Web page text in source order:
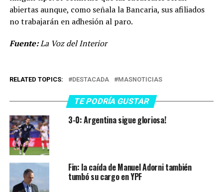
abiertas aunque, como señala la Bancaria, sus afiliados
no trabajarán en adhesión al paro.
Fuente:La Voz del Interior
RELATED TOPICS: DESTACADA MASNOTICIAS
TE PODRÍA GUSTAR
3-0: Argentina sigue gloriosa!
Fin: la caída de Manuel Adorni también
tumbó su cargo en YPF